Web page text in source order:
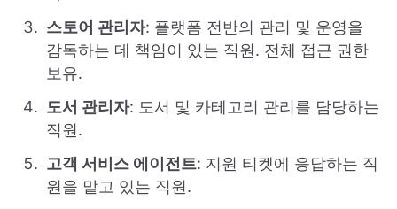
스토어 관리자: 플랫폼 전반의 관리 및 운영을
감독하는 데 책임이 있는 직원. 전체 접근 권한
보유.
도서 관리자: 도서 및 카테고리 관리를 담당하는
직원.
고객 서비스 에이전트: 지원 티켓에 응답하는 직
원을 맡고 있는 직원.